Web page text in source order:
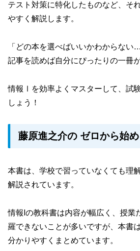
テスト対策に特化したものなど、そ
やすく解説します。
「どの本を選べばいいかわからな
記事を読めば自分にぴったりの一冊
情報Ⅰを効率よくマスターして、試
しょう！
藤原進之介の ゼロから始
本書は、学校で習っていなくても理
解説されています。
情報Iの教科書は内容が幅広く、授業
羅できないことが多いですが、本書
分かりやすくまとめています。